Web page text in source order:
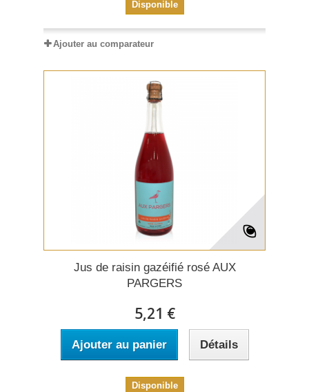
Disponible
Ajouter au comparateur
Jus de raisin gazéifié rosé AUX
PARGERS
5,21 €
Ajouter au panier Détails
Disponible